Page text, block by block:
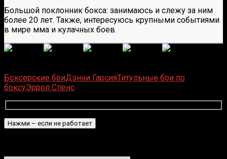
Большой поклонник бокса: занимаюсь и слежу за ним
более 20 лет. Также, интересуюсь крупными событиями
в мире мма и кулачных боев.
Боксерские боиДэнни ГарсияТитульные бои по
боксуЭррол Спенс